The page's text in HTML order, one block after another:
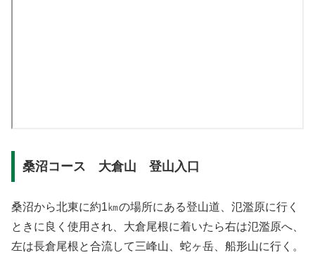
桑沼コース 大倉山 登山入口
桑沼から北東に約1㎞の場所にある登山道、氾濫原に行く
ときに良く使用され、大倉尾根に着いたら右は氾濫原へ、
左は長倉尾根と合流して三峰山、蛇ヶ岳、船形山に行く。